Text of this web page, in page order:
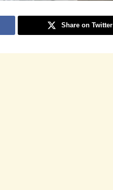
Share on Twitter